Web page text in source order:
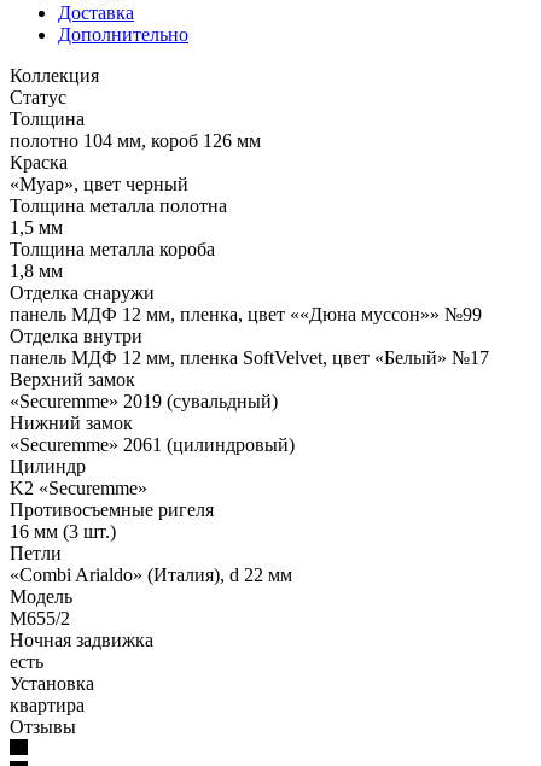
Доставка
Дополнительно
Коллекция
Статус
Толщина
полотно 104 мм, короб 126 мм
Краска
«Муар», цвет черный
Толщина металла полотна
1,5 мм
Толщина металла короба
1,8 мм
Отделка снаружи
панель МДФ 12 мм, пленка, цвет ««Дюна муссон»» №99
Отделка внутри
панель МДФ 12 мм, пленка SoftVelvet, цвет «Белый» №17
Верхний замок
«Securemme» 2019 (сувальдный)
Нижний замок
«Securemme» 2061 (цилиндровый)
Цилиндр
K2 «Securemme»
Противосъемные ригеля
16 мм (3 шт.)
Петли
«Combi Arialdo» (Италия), d 22 мм
Модель
М655/2
Ночная задвижка
есть
Установка
квартира
Отзывы